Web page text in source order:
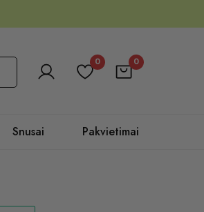
0 0
Snusai Pakvietimai